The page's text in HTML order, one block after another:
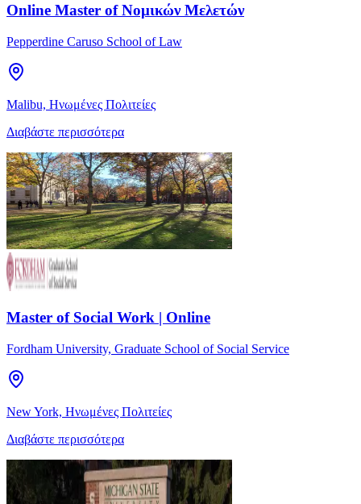
Online Master of Νομικών Μελετών
Pepperdine Caruso School of Law
Malibu, Ηνωμένες Πολιτείες
Διαβάστε περισσότερα
Master of Social Work | Online
Fordham University, Graduate School of Social Service
New York, Ηνωμένες Πολιτείες
Διαβάστε περισσότερα